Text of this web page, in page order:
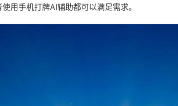
用手机打牌AI辅助都可以满足需求。